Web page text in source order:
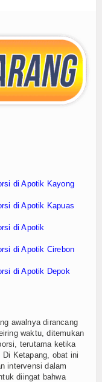
di Apotik Kayong
di Apotik Kapuas
di Apotik
di Apotik Cirebon
di Apotik Depok
awalnya dirancang
waktu, ditemukan
terutama ketika
Di Ketapang, obat ini
intervensi dalam
diingat bahwa